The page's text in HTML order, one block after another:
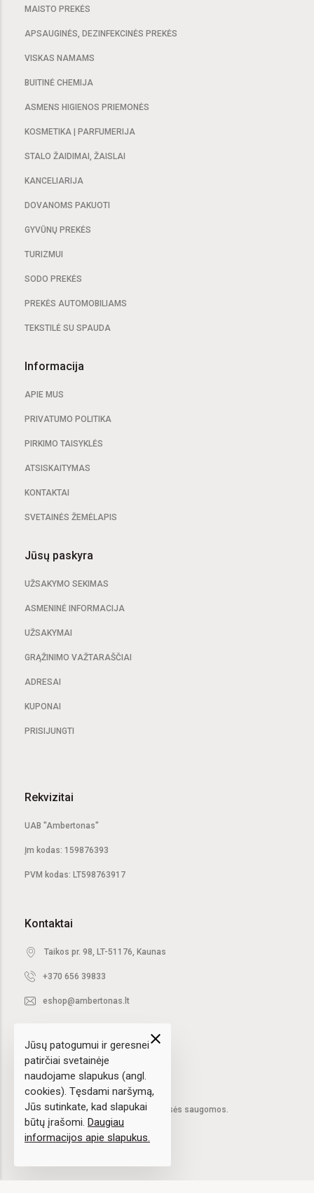
Jūsų patogumui ir geresnei
patirčiai svetainėje
naudojame slapukus (angl.
cookies). Tęsdami naršymą,
Jūs sutinkate, kad slapukai
būtų įrašomi. Daugiau
informacijos apie slapukus.
close
MAISTO PREKĖS
APSAUGINĖS, DEZINFEKCINĖS PREKĖS
VISKAS NAMAMS
BUITINĖ CHEMIJA
ASMENS HIGIENOS PRIEMONĖS
KOSMETIKA | PARFUMERIJA
STALO ŽAIDIMAI, ŽAISLAI
KANCELIARIJA
DOVANOMS PAKUOTI
GYVŪNŲ PREKĖS
TURIZMUI
SODO PREKĖS
PREKĖS AUTOMOBILIAMS
TEKSTILĖ SU SPAUDA
Informacija
APIE MUS
PRIVATUMO POLITIKA
PIRKIMO TAISYKLĖS
ATSISKAITYMAS
KONTAKTAI
SVETAINĖS ŽEMĖLAPIS
Jūsų paskyra
UŽSAKYMO SEKIMAS
ASMENINĖ INFORMACIJA
UŽSAKYMAI
GRĄŽINIMO VAŽTARAŠČIAI
ADRESAI
KUPONAI
PRISIJUNGTI
Rekvizitai
UAB "Ambertonas"
Įm kodas: 159876393
PVM kodas: LT598763917
Kontaktai
Taikos pr. 98, LT-51176, Kaunas
+370 656 39833
eshop@ambertonas.lt
2020 © UAB "Ambertonas". Visos teisės saugomos.